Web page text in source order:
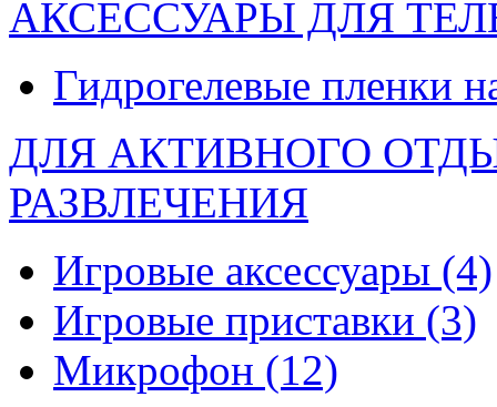
АКСЕССУАРЫ ДЛЯ
Гидрогелевые пленки
ДЛЯ АКТИВНОГО
РАЗВЛЕЧЕНИЯ
Игровые аксессуары (4)
Игровые приставки (3)
Микрофон (12)